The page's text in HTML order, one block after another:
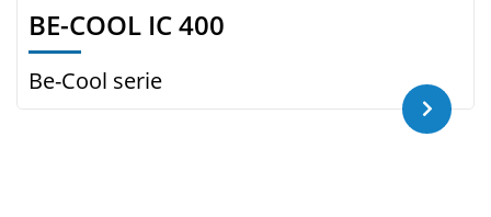
BE-COOL IC 400
Be-Cool serie